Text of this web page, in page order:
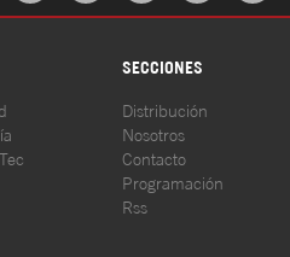
SECCIONES
Distribución
Nosotros
Contacto
Programación
Rss